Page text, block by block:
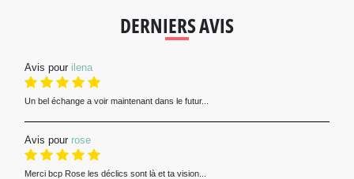
DERNIERS AVIS
Avis pour ilena
Un bel échange a voir maintenant dans le futur...
Avis pour rose
Merci bcp Rose les déclics sont là et ta vision...